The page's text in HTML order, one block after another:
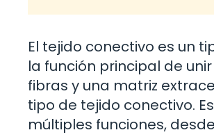
El tejido conectivo es un
la función principal de
fibras y una matriz
tipo de tejido conectivo.
múltiples funciones,